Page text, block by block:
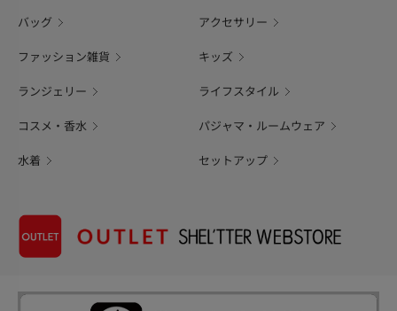
バッグ アクセサリー
ファッション雑貨 キッズ
ランジェリー ライフスタイル
コスメ・香水 パジャマ・ルームウェア
水着 セットアップ